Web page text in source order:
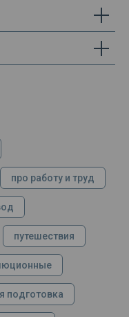
про работу и труд
путешествия
подготовка